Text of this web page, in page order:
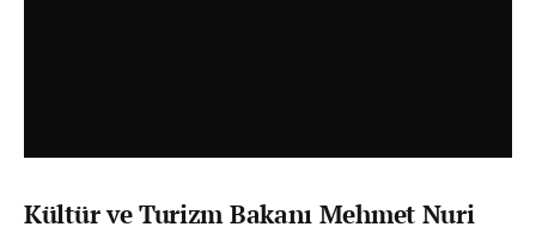
Kültür ve Turizm Bakanı Mehmet Nuri